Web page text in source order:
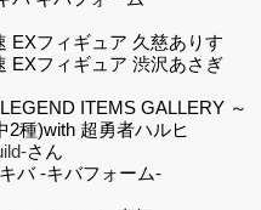
EXフィギュア 久慈ありす
EXフィギュア 渋沢あさぎ
ITEMS GALLERY ～
2種)with 超勇者ハルヒ
さん
バ -キバフォーム-